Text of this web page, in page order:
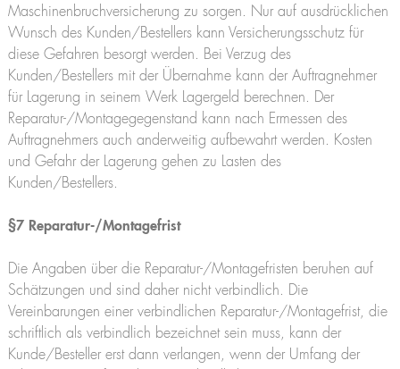
Maschinenbruchversicherung zu sorgen. Nur auf ausdrücklichen
Wunsch des Kunden/Bestellers kann Versicherungsschutz für
diese Gefahren besorgt werden. Bei Verzug des
Kunden/Bestellers mit der Übernahme kann der Auftragnehmer
für Lagerung in seinem Werk Lagergeld berechnen. Der
Reparatur-/Montagegegenstand kann nach Ermessen des
Auftragnehmers auch anderweitig aufbewahrt werden. Kosten
und Gefahr der Lagerung gehen zu Lasten des
Kunden/Bestellers.
§7 Reparatur-/Montagefrist
Die Angaben über die Reparatur-/Montagefristen beruhen auf
Schätzungen und sind daher nicht verbindlich. Die
Vereinbarungen einer verbindlichen Reparatur-/Montagefrist, die
schriftlich als verbindlich bezeichnet sein muss, kann der
Kunde/Besteller erst dann verlangen, wenn der Umfang der